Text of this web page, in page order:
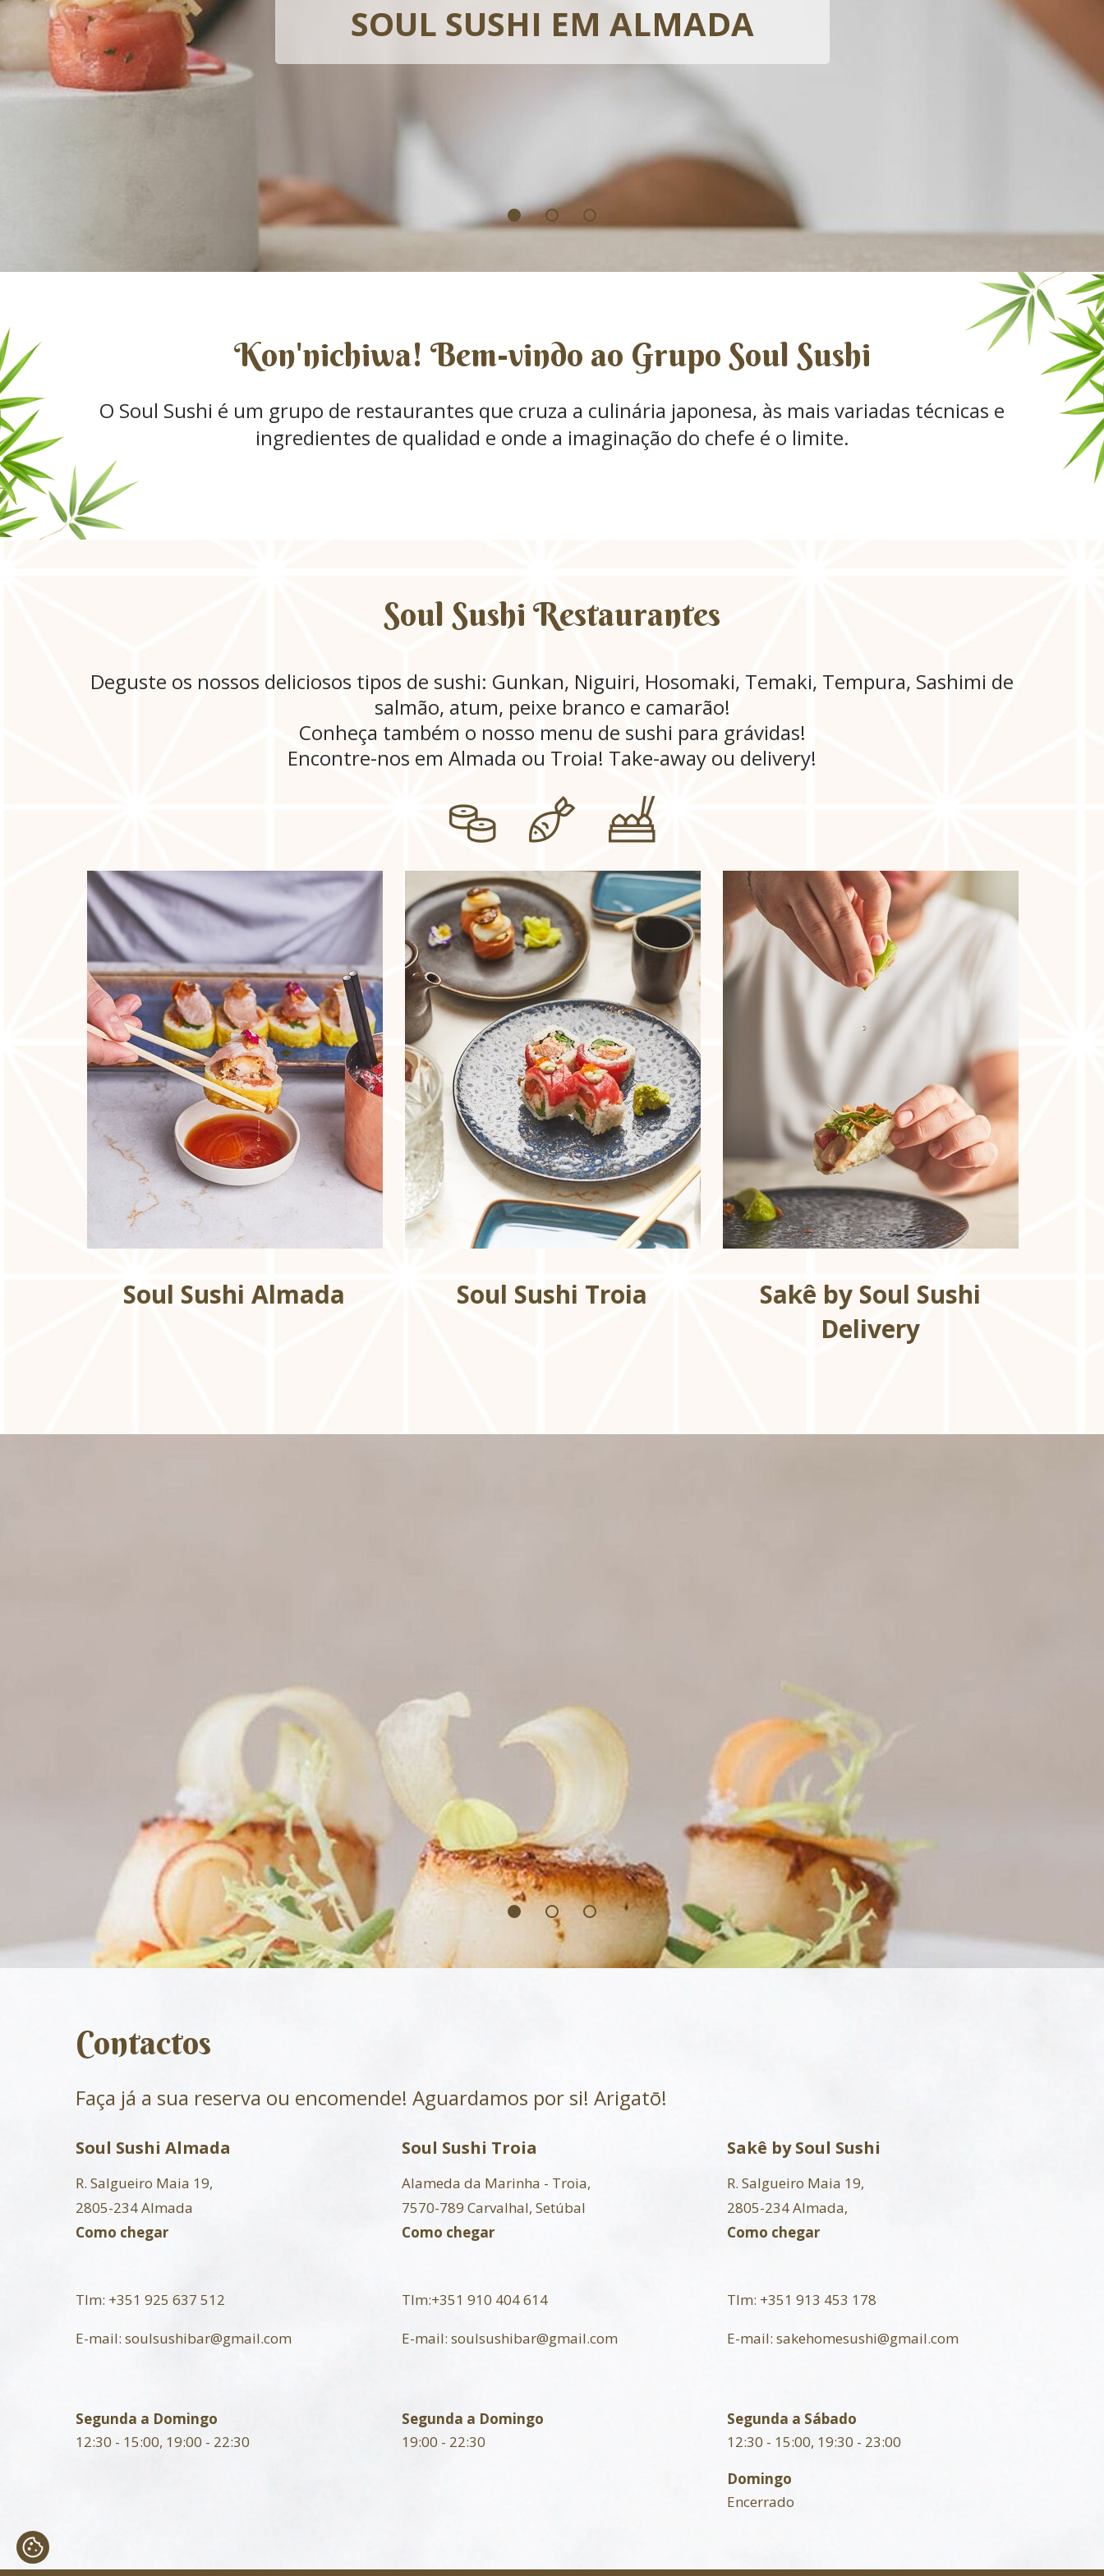
SOUL SUSHI EM ALMADA
SOUL SUSHI EM TROIA
SAKÊ BY SOUL SUSHI DELIVERY
Kon'nichiwa! Bem-vindo ao Grupo Soul Sushi
O Soul Sushi é um grupo de restaurantes que cruza a culinária japonesa, às mais variadas técnicas e
ingredientes de qualidad e onde a imaginação do chefe é o limite.
Soul Sushi Restaurantes
Deguste os nossos deliciosos tipos de sushi: Gunkan, Niguiri, Hosomaki, Temaki, Tempura, Sashimi de
salmão, atum, peixe branco e camarão!
Conheça também o nosso menu de sushi para grávidas!
Encontre-nos em Almada ou Troia! Take-away ou delivery!
Soul Sushi Almada Soul Sushi Troia
Sakê by Soul Sushi
Delivery
Contactos
Faça já a sua reserva ou encomende! Aguardamos por si! Arigatō!
Soul Sushi Almada
R. Salgueiro Maia 19,
2805-234 Almada
Como chegar
Tlm: +351 925 637 512
E-mail: soulsushibar@gmail.com
Segunda a Domingo
12:30 - 15:00, 19:00 - 22:30
Soul Sushi Troia
Alameda da Marinha - Troia,
7570-789 Carvalhal, Setúbal
Como chegar
Tlm:+351 910 404 614
E-mail: soulsushibar@gmail.com
Segunda a Domingo
19:00 - 22:30
Sakê by Soul Sushi
R. Salgueiro Maia 19,
2805-234 Almada,
Como chegar
Tlm: +351 913 453 178
E-mail:sakehomesushi@gmail.com
Segunda a Sábado
12:30 - 15:00, 19:30 - 23:00
Domingo
Encerrado